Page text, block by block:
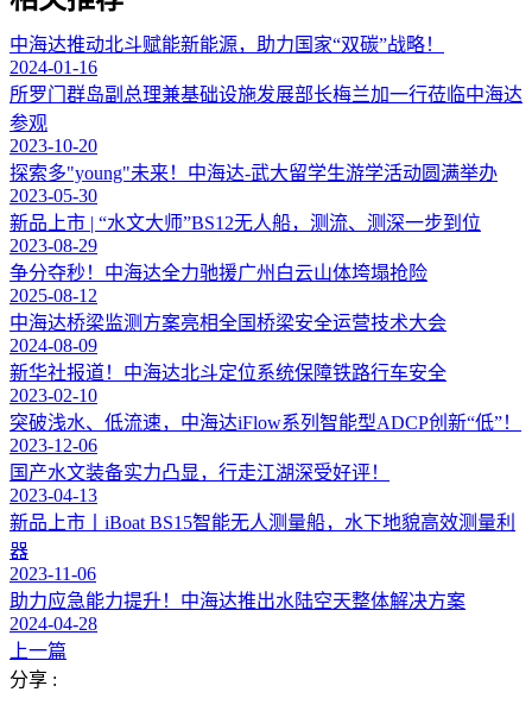
中海达推动北斗赋能新能源，助力国家“双碳”战略！
2024-01-16
所罗门群岛副总理兼基础设施发展部长梅兰加一行莅临中海达
参观
2023-10-20
探索多"young"未来！中海达-武大留学生游学活动圆满举办
2023-05-30
新品上市 | “水文大师”BS12无人船，测流、测深一步到位
2023-08-29
争分夺秒！中海达全力驰援广州白云山体垮塌抢险
2025-08-12
中海达桥梁监测方案亮相全国桥梁安全运营技术大会
2024-08-09
新华社报道！中海达北斗定位系统保障铁路行车安全
2023-02-10
突破浅水、低流速，中海达iFlow系列智能型ADCP创新“低”！
2023-12-06
国产水文装备实力凸显，行走江湖深受好评！
2023-04-13
新品上市丨iBoat BS15智能无人测量船，水下地貌高效测量利
器
2023-11-06
助力应急能力提升！中海达推出水陆空天整体解决方案
2024-04-28
上一篇
分享 :